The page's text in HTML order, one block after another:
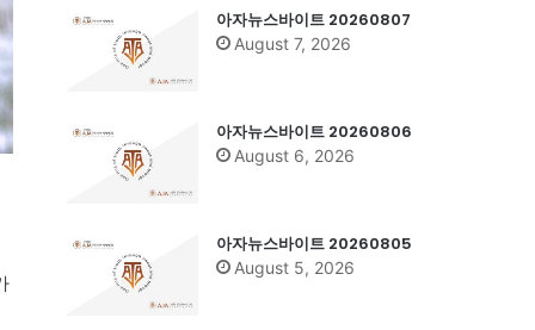
아자뉴스바이트 20260807
August 7, 2026
아자뉴스바이트 20260806
August 6, 2026
아자뉴스바이트 20260805
August 5, 2026